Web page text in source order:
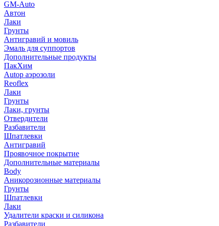
GM-Auto
Автон
Лаки
Грунты
Антигравий и мовиль
Эмаль для суппортов
Дополнительные продукты
ПакХим
Autop аэрозоли
Reoflex
Лаки
Грунты
Лаки, грунты
Отвердители
Разбавители
Шпатлевки
Антигравий
Проявочное покрытие
Дополнительные материалы
Body
Аникорозионные материалы
Грунты
Шпатлевки
Лаки
Удалители краски и силикона
Разбавители